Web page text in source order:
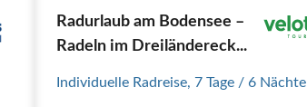
Radurlaub am Bodensee –
Radeln im Dreiländereck...
Individuelle Radreise,7 Tage / 6 Nächte